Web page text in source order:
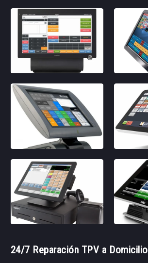
24/7 Reparación TPV a Domicilio